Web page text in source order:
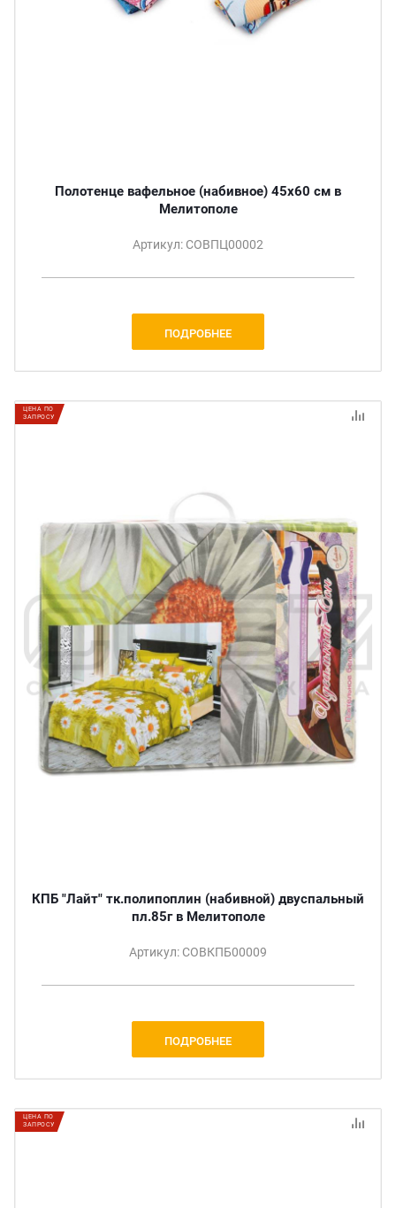
Полотенце вафельное (набивное) 45х60 см в
Мелитополе
Артикул: СОВПЦ00002
ПОДРОБНЕЕ
ЦЕНА ПО
ЗАПРОСУ
КПБ "Лайт" тк.полипоплин (набивной) двуспальный
пл.85г в Мелитополе
Артикул: СОВКПБ00009
ПОДРОБНЕЕ
ЦЕНА ПО
ЗАПРОСУ